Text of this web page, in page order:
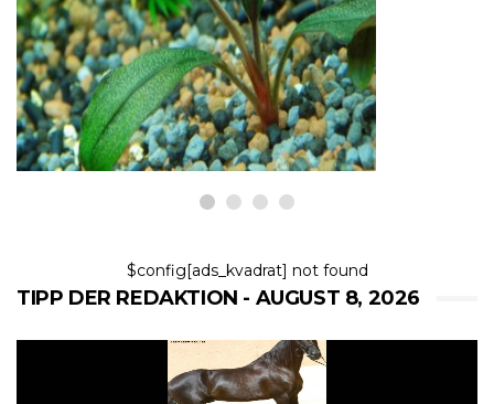
So pflegen Sie lebende
Pflanzen in Ihrem Aquarium
8,2026
$config[ads_kvadrat] not found
TIPP DER REDAKTION - AUGUST 8, 2026